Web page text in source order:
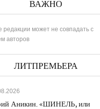
ВАЖНО
редакции может не совпадать с
авторов
ЛИТПРЕМЬЕРА
Аникин. «ШИНЕЛЬ, или